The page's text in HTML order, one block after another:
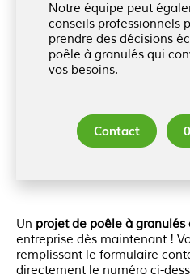
Notre équipe peut
conseils professionnels
prendre des décisions
poêle à granulés qui
vos besoins.
Contact
Un projet de poêle à granulés
entreprise dès maintenant !
remplissant le formulaire
directement le numéro ci-